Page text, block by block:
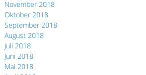
November 2018
Oktober 2018
September 2018
August 2018
Juli 2018
Juni 2018
Mai 2018